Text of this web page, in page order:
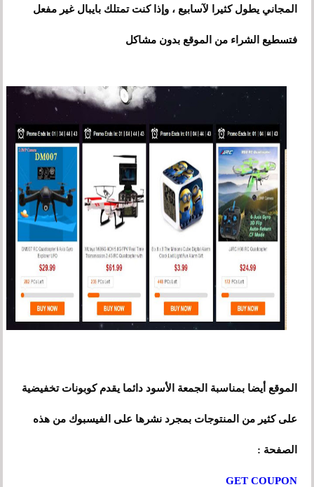
المجاني يطول كثيرا لآسابيع ، وإذا كنت تمتلك بايبال غير مفعل
فتسطيع الشراء من الموقع بدون مشاكل
الموقع أيضا بمناسبة الجمعة الأسود دائما يقدم كوبونات تخفيضية
على كثير من المنتوجات بمجرد نشرها على الفيسبوك من هذه
الصفحة :
GET COUPON